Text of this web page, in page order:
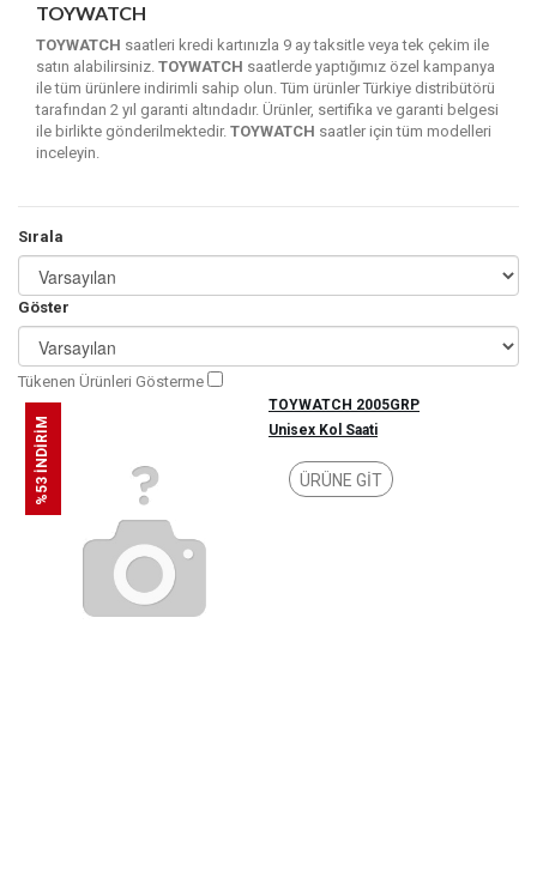
TOYWATCH
TOYWATCH saatleri kredi kartınızla 9 ay taksitle veya tek çekim ile
satın alabilirsiniz. TOYWATCH saatlerde yaptığımız özel kampanya
ile tüm ürünlere indirimli sahip olun. Tüm ürünler Türkiye distribütörü
tarafından 2 yıl garanti altındadır. Ürünler, sertifika ve garanti belgesi
ile birlikte gönderilmektedir. TOYWATCH saatler için tüm modelleri
inceleyin.
Sırala
Göster
Tükenen Ürünleri Gösterme
%53 İNDİRİM
TOYWATCH 2005GRP
Unisex Kol Saati
ÜRÜNE GİT